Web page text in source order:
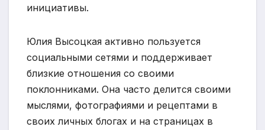
инициативы.
Юлия Высоцкая активно пользуется
социальными сетями и поддерживает
близкие отношения со своими
поклонниками. Она часто делится своими
мыслями, фотографиями и рецептами в
своих личных блогах и на страницах в